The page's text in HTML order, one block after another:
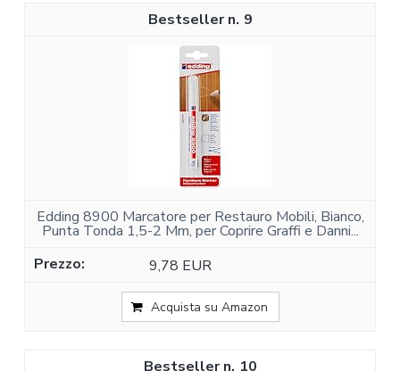
9
Edding 8900 Marcatore per Restauro Mobili, Bianco,
Punta Tonda 1,5-2 Mm, per Coprire Graffi e Danni...
9,78 EUR
Acquista su Amazon
10